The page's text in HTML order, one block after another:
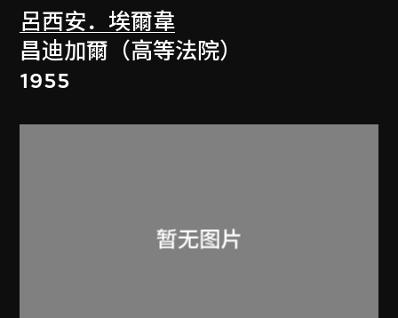
呂西安．埃爾韋
昌迪加爾（高等法院）
1955